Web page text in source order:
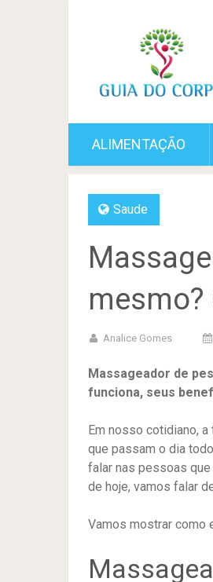
ALIMENTAÇÃO
Saude
mesmo?
Analice Gomes
Massageador de
funciona, seus
Em nosso cotidiano,
que passam o dia
falar nas pessoas
de hoje, vamos falar
Vamos mostrar como